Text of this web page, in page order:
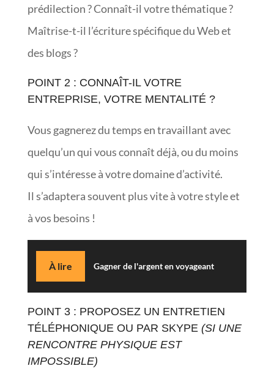
prédilection ? Connaît-il votre thématique ?
Maîtrise-t-il l’écriture spécifique du Web et
des blogs ?
POINT 2 : CONNAÎT-IL VOTRE
ENTREPRISE, VOTRE MENTALITÉ ?
Vous gagnerez du temps en travaillant avec
quelqu’un qui vous connaît déjà, ou du moins
qui s’intéresse à votre domaine d’activité.
Il s’adaptera souvent plus vite à votre style et
à vos besoins !
À lire Gagner de l'argent en voyageant
POINT 3 : PROPOSEZ UN ENTRETIEN
TÉLÉPHONIQUE OU PAR SKYPE (SI UNE
RENCONTRE PHYSIQUE EST
IMPOSSIBLE)